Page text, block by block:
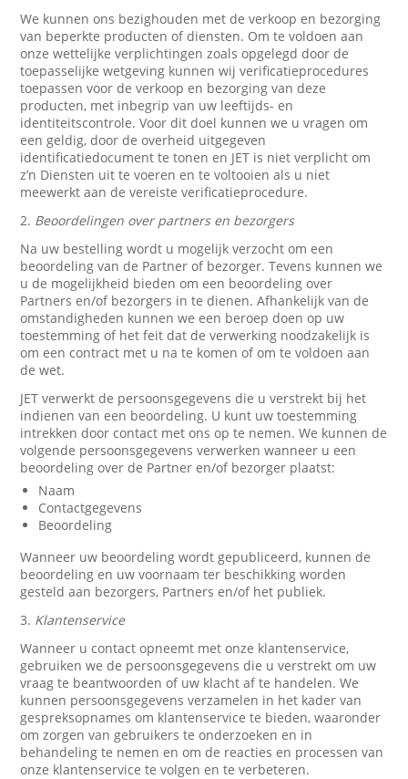
We kunnen ons bezighouden met de verkoop en bezorging
van beperkte producten of diensten. Om te voldoen aan
onze wettelijke verplichtingen zoals opgelegd door de
toepasselijke wetgeving kunnen wij verificatieprocedures
toepassen voor de verkoop en bezorging van deze
producten, met inbegrip van uw leeftijds- en
identiteitscontrole. Voor dit doel kunnen we u vragen om
een geldig, door de overheid uitgegeven
identificatiedocument te tonen en JET is niet verplicht om
z’n Diensten uit te voeren en te voltooien als u niet
meewerkt aan de vereiste verificatieprocedure.
2. Beoordelingen over partners en bezorgers
Na uw bestelling wordt u mogelijk verzocht om een
beoordeling van de Partner of bezorger. Tevens kunnen we
u de mogelijkheid bieden om een beoordeling over
Partners en/of bezorgers in te dienen. Afhankelijk van de
omstandigheden kunnen we een beroep doen op uw
toestemming of het feit dat de verwerking noodzakelijk is
om een contract met u na te komen of om te voldoen aan
de wet.
JET verwerkt de persoonsgegevens die u verstrekt bij het
indienen van een beoordeling. U kunt uw toestemming
intrekken door contact met ons op te nemen. We kunnen de
volgende persoonsgegevens verwerken wanneer u een
beoordeling over de Partner en/of bezorger plaatst:
Naam
Contactgegevens
Beoordeling
Wanneer uw beoordeling wordt gepubliceerd, kunnen de
beoordeling en uw voornaam ter beschikking worden
gesteld aan bezorgers, Partners en/of het publiek.
3. Klantenservice
Wanneer u contact opneemt met onze klantenservice,
gebruiken we de persoonsgegevens die u verstrekt om uw
vraag te beantwoorden of uw klacht af te handelen. We
kunnen persoonsgegevens verzamelen in het kader van
gespreksopnames om klantenservice te bieden, waaronder
om zorgen van gebruikers te onderzoeken en in
behandeling te nemen en om de reacties en processen van
onze klantenservice te volgen en te verbeteren.